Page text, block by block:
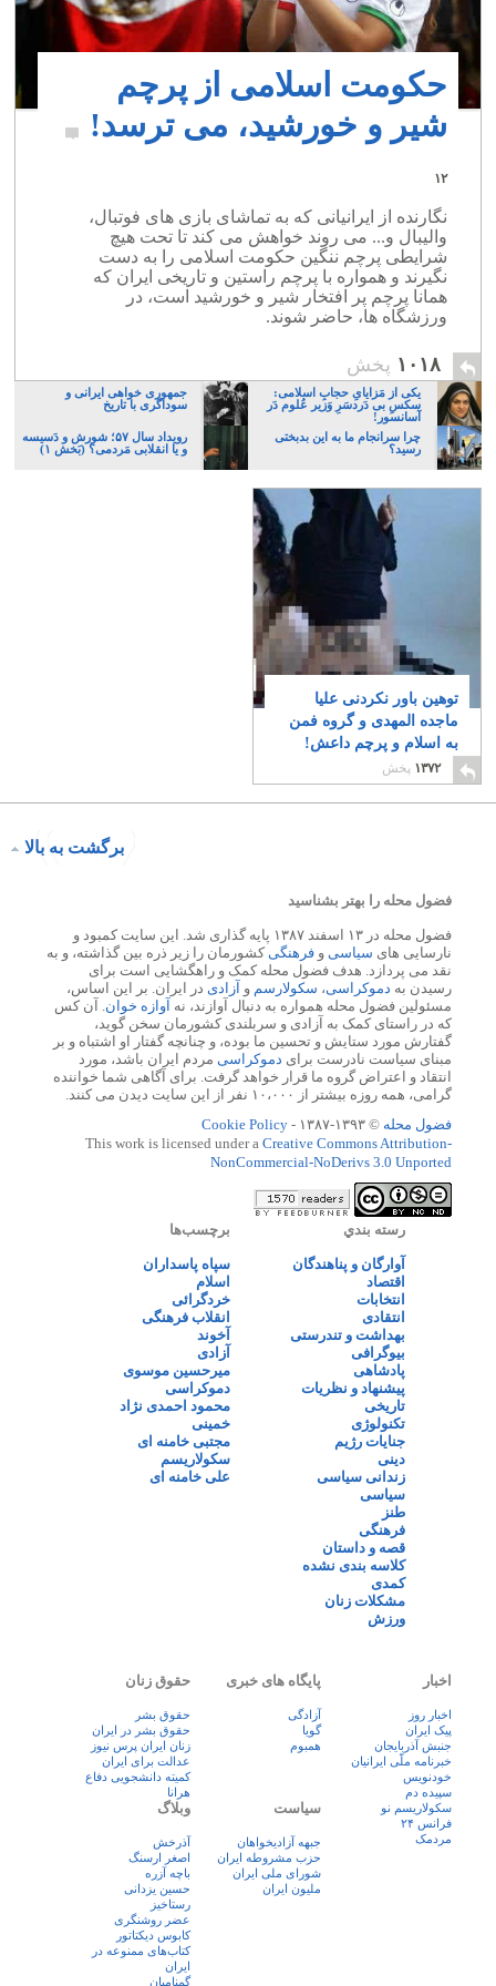
حکومت اسلامی از پرچم
شیر و خورشید، می ترسد!
۱۲
نگارنده از ایرانیانی که به تماشای بازی های فوتبال،
والیبال و... می روند خواهش می کند تا تحت هیچ
شرایطی پرچم ننگین حکومت اسلامی را به دست
نگیرند و همواره با پرچم راستین و تاریخی ایران که
همانا پرچم پر افتخار شیر و خورشید است، در
ورزشگاه ها، حاضر شوند.
۱۰۱۸ پخش
یکی از مَزایایِ حجابِ اسلامی:
سکسِ بی دَردسَرِ وَزیر عُلوم دَر
آسانسور!
جمهوری خواهی ایرانی و
سوداگری با تاریخ
چرا سرانجام ما به این بدبختی
رسید؟
رویداد سال ۵۷؛ شورش و دَسیسه
و یا انقلابی مَردمی؟ (بَخش ۱)
توهین باور نکردنی علیا
ماجده المهدی و گروه فمن
به اسلام و پرچم داعش!
۶۶
۱۳۷۲ پخش
برگشت به بالا
فضول محله را بهتر بشناسید
فضول محله در ۱۳ اسفند ۱۳۸۷ پایه گذاری شد. این سایت کمبود و
نارسایی های سیاسی و فرهنگیکشورمان را زیر ذره بین گذاشته، و به
نقد می پردازد. هدف فضول محله کمک و راهگشایی است برای
رسیدن به دموکراسی، سکولارسم و آزادی در ایران. بر این اساس،
مسئولین فضول محله همواره به دنبال آوازند، نه آوازه خوان. آن کس
که در راستای کمک به آزادی و سربلندی کشورمان سخن گوید،
گفتارش مورد ستایش و تحسین ما بوده، و چنانچه گفتار او اشتباه و بر
مبنای سیاست نادرست برای دموکراسی مردم ایران باشد، مورد
انتقاد و اعتراض گروه ما قرار خواهد گرفت. برای آگاهی شما خواننده
گرامی، همه روزه بیشتر از ۱۰،۰۰۰ نفر از این سایت دیدن می کنند.
فضول محله © ۱۳۹۳-۱۳۸۷ -
Cookie Policy
This work is licensed under a Creative Commons Attribution-
NonCommercial-NoDerivs 3.0 Unported
رسته بندي
آوارگان و پناهندگان
اقتصاد
انتخابات
انتقادی
بهداشت و تندرستی
بیوگرافی
پادشاهی
پیشنهاد و نظریات
تاریخی
تکنولوژی
جنایات رژیم
دینی
زندانی سیاسی
سیاسی
طنز
فرهنگی
قصه و داستان
کلاسه بندی نشده
کمدی
مشکلات زنان
ورزش
برچسب‌ها
سپاه پاسداران
اسلام
خردگرائی
انقلاب فرهنگی
آخوند
آزادی
میرحسین موسوی
دموکراسی
محمود احمدی نژاد
خمینی
مجتبی خامنه ای
سکولاریسم
علی خامنه ای
اخبار
اخبار روز
پيک ايران
جنبش آذربایجان
خبرنامه ملّی ایرانیان
خودنویس
سپیده دم
سکولاریسم نو
فرانس ۲۴
مردمک
پایگاه های خبری
آزادگی
گویا
همبوم
حقوق زنان
حقوق بشر
حقوق بشر در ایران
زنان ايران پرس نيوز
عدالت برای ایران
کمیته دانشجویی دفاع
هرانا
سیاست
جبهه آزادیخواهان
حزب مشروطه ایران
شورای ملی ایران
ملیون ایران
وبلاگ
آذرخش
اصغر ارسنگ
باچه آزره
حسین یزدانی
رستاخیز
عضر روشنگری
کابوس دیکتاتور
کتاب‌های ممنوعه در
ایران
گمنامیان